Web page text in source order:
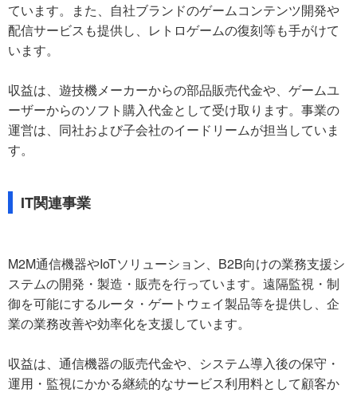
ています。また、自社ブランドのゲームコンテンツ開発や
配信サービスも提供し、レトロゲームの復刻等も手がけて
います。
収益は、遊技機メーカーからの部品販売代金や、ゲームユ
ーザーからのソフト購入代金として受け取ります。事業の
運営は、同社および子会社のイードリームが担当していま
す。
IT関連事業
M2M通信機器やIoTソリューション、B2B向けの業務支援シ
ステムの開発・製造・販売を行っています。遠隔監視・制
御を可能にするルータ・ゲートウェイ製品等を提供し、企
業の業務改善や効率化を支援しています。
収益は、通信機器の販売代金や、システム導入後の保守・
運用・監視にかかる継続的なサービス利用料として顧客か